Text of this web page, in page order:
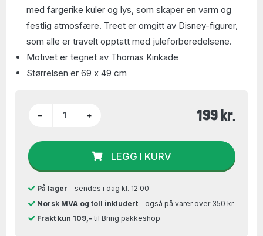
med fargerike kuler og lys, som skaper en varm og
festlig atmosfære. Treet er omgitt av Disney-figurer,
som alle er travelt opptatt med juleforberedelsene.
Motivet er tegnet av Thomas Kinkade
Størrelsen er 69 x 49 cm
− + 199 kr.
LEGG I KURV
På lager - sendes i dag kl. 12:00
Norsk MVA og toll inkludert- også på varer over 350 kr.
Frakt kun 109,- til Bring pakkeshop